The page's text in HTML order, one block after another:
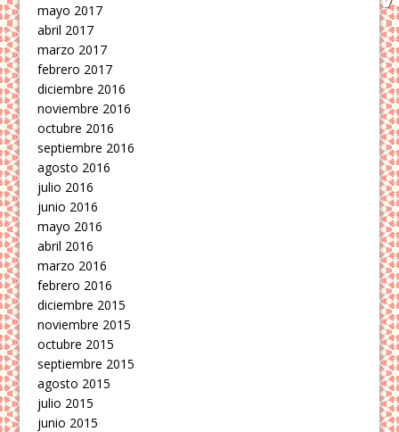
mayo 2017
abril 2017
marzo 2017
febrero 2017
diciembre 2016
noviembre 2016
octubre 2016
septiembre 2016
agosto 2016
julio 2016
junio 2016
mayo 2016
abril 2016
marzo 2016
febrero 2016
diciembre 2015
noviembre 2015
octubre 2015
septiembre 2015
agosto 2015
julio 2015
junio 2015